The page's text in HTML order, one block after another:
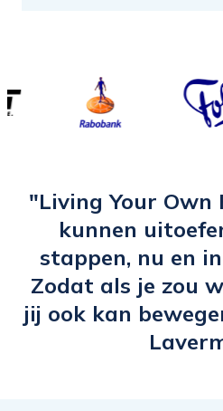
groeien. Ik ben dit jaar
een nieuwe functie Data
Ik heb mijn headliner
De e-learning heeft mij
en geïnspireerd om mijn
meer aandacht te
te zetten.”
"Living Your Own
kunnen
stappen, nu en
Zodat als je zou
jij ook kan